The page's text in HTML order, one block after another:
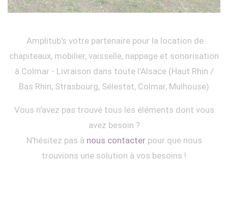
Amplitub's votre partenaire pour la location de
chapiteaux, mobilier, vaisselle, nappage et sonorisation
à Colmar - Livraison dans toute l'Alsace (Haut Rhin /
Bas Rhin, Strasbourg, Sélestat, Colmar, Mulhouse)
Vous n'avez pas trouvé tous les éléments dont vous
avez besoin ?
N'hésitez pas à nous contacterpour que nous
trouvions une solution à vos besoins !